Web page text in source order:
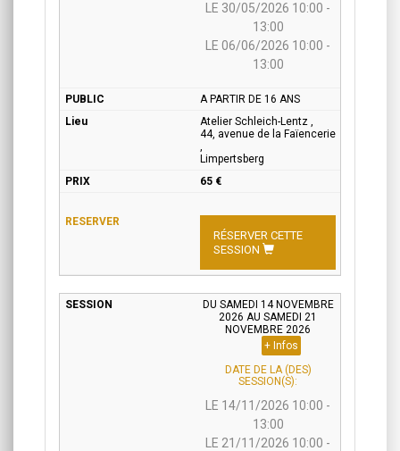
LE 30/05/2026 10:00 -
13:00
LE 06/06/2026 10:00 -
13:00
A PARTIR DE 16 ANS
Atelier Schleich-Lentz ,
44, avenue de la Faïencerie
,
Limpertsberg
65 €
RÉSERVER CETTE
SESSION
DU SAMEDI 14 NOVEMBRE
2026 AU SAMEDI 21
NOVEMBRE 2026
+ Infos
DATE DE LA (DES)
SESSION(S):
LE 14/11/2026 10:00 -
13:00
LE 21/11/2026 10:00 -